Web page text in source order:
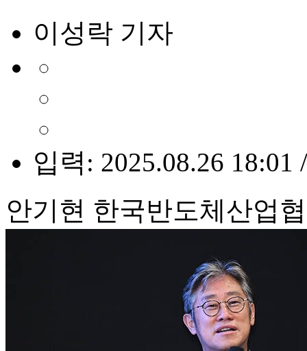
이성락 기자
입력: 2025.08.26 18:01
안기현 한국반도체산업